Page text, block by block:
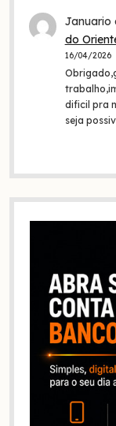
Januario
do
16/04/2026
dificil pra
seja